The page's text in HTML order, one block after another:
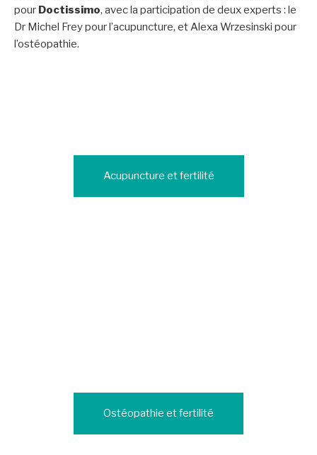
pour Doctissimo, avec la participation de deux experts : le
Dr Michel Frey pour l’acupuncture, et Alexa Wrzesinski pour
l’ostéopathie.
Acupuncture et fertilité
Ostéopathie et fertilité